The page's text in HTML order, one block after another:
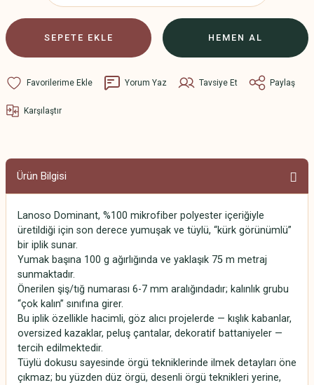
SEPETE EKLE HEMEN AL
Yorum Yaz Tavsiye Et Paylaş
Karşılaştır
Ürün Bilgisi
Lanoso Dominant, %100 mikrofiber polyester içeriğiyle
üretildiği için son derece yumuşak ve tüylü, “kürk görünümlü”
bir iplik sunar.
Yumak başına 100 g ağırlığında ve yaklaşık 75 m metraj
sunmaktadır.
Önerilen şiş/tığ numarası 6-7 mm aralığındadır; kalınlık grubu
“çok kalın” sınıfına girer.
Bu iplik özellikle hacimli, göz alıcı projelerde — kışlık kabanlar,
oversized kazaklar, peluş çantalar, dekoratif battaniyeler —
tercih edilmektedir.
Tüylü dokusu sayesinde örgü tekniklerinde ilmek detayları öne
çıkmaz; bu yüzden düz örgü, desenli örgü teknikleri yerine,